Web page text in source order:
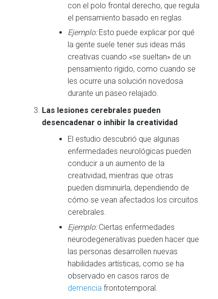
con el polo frontal derecho, que regula
el pensamiento basado en reglas.
Ejemplo:Esto puede explicar por qué
la gente suele tener sus ideas más
creativas cuando «se sueltan» de un
pensamiento rígido, como cuando se
les ocurre una solución novedosa
durante un paseo relajado.
Las lesiones cerebrales pueden
desencadenar o inhibir la creatividad
El estudio descubrió que algunas
enfermedades neurológicas pueden
conducir a un aumento de la
creatividad, mientras que otras
pueden disminuirla, dependiendo de
cómo se vean afectados los circuitos
cerebrales.
Ejemplo:Ciertas enfermedades
neurodegenerativas pueden hacer que
las personas desarrollen nuevas
habilidades artísticas, como se ha
observado en casos raros de
demencia frontotemporal.